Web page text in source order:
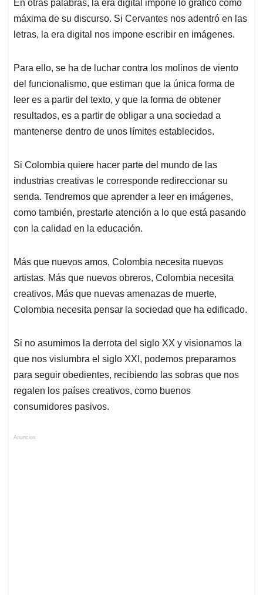
En otras palabras, la era digital impone lo gráfico como
máxima de su discurso. Si Cervantes nos adentró en las
letras, la era digital nos impone escribir en imágenes.
Para ello, se ha de luchar contra los molinos de viento
del funcionalismo, que estiman que la única forma de
leer es a partir del texto, y que la forma de obtener
resultados, es a partir de obligar a una sociedad a
mantenerse dentro de unos límites establecidos.
Si Colombia quiere hacer parte del mundo de las
industrias creativas le corresponde redireccionar su
senda. Tendremos que aprender a leer en imágenes,
como también, prestarle atención a lo que está pasando
con la calidad en la educación.
Más que nuevos amos, Colombia necesita nuevos
artistas. Más que nuevos obreros, Colombia necesita
creativos. Más que nuevas amenazas de muerte,
Colombia necesita pensar la sociedad que ha edificado.
Si no asumimos la derrota del siglo XX y visionamos la
que nos vislumbra el siglo XXI, podemos prepararnos
para seguir obedientes, recibiendo las sobras que nos
regalen los países creativos, como buenos
consumidores pasivos.
Anuncios.